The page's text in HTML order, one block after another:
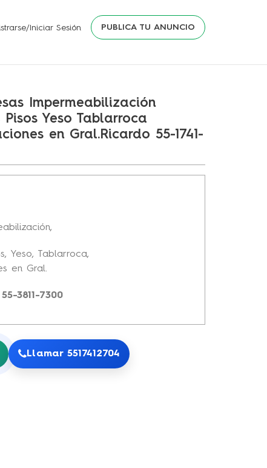
Iniciar Sesión PUBLICA TU ANUNCIO
Impermeabilización
Yeso Tablarroca
en Gral.Ricardo 55-1741-
Yeso, Tablarroca,
en Gral.
3811-7300
Llamar 5517412704